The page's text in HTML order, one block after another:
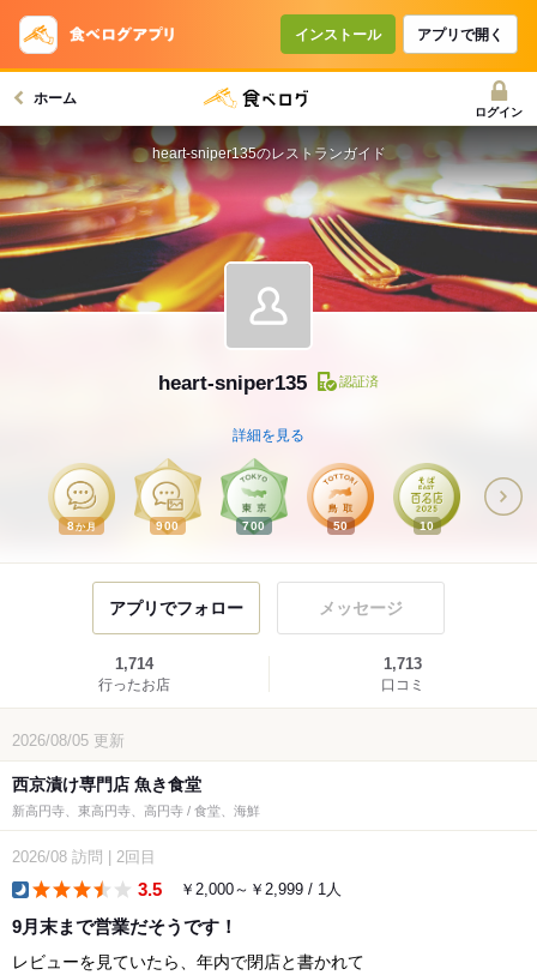
インストール アプリで開く
ホーム
ログイン
heart-sniper135 認証済
詳細を見る
8か月 900 700 50 10
heart-sniper135のレストランガイド
アプリでフォロー メッセージ
1,714
行ったお店
1,713
口コミ
2026/08/05 更新
西京漬け専門店 魚き食堂
新高円寺、東高円寺、高円寺 / 食堂、海鮮
2026/08 訪問 2回目
3.5 ￥2,000～￥2,999 / 1人
9月末まで営業だそうです！
レビューを見ていたら、年内で閉店と書かれて